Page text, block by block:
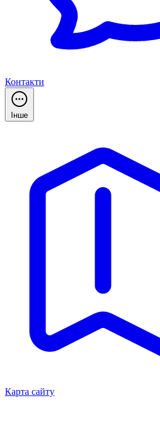
Контакти
Інше
Карта сайту